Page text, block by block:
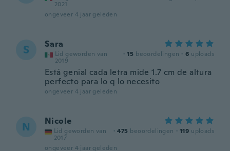
2021
ongeveer 4 jaar geleden
S Sara
Lid geworden van
2019
· 15 beoordelingen · 6 uploads
Está genial cada letra mide 1.7 cm de altura
perfecto para lo q lo necesito
ongeveer 4 jaar geleden
N Nicole
Lid geworden van
2017
· 475 beoordelingen · 119 uploads
ongeveer 4 jaar geleden